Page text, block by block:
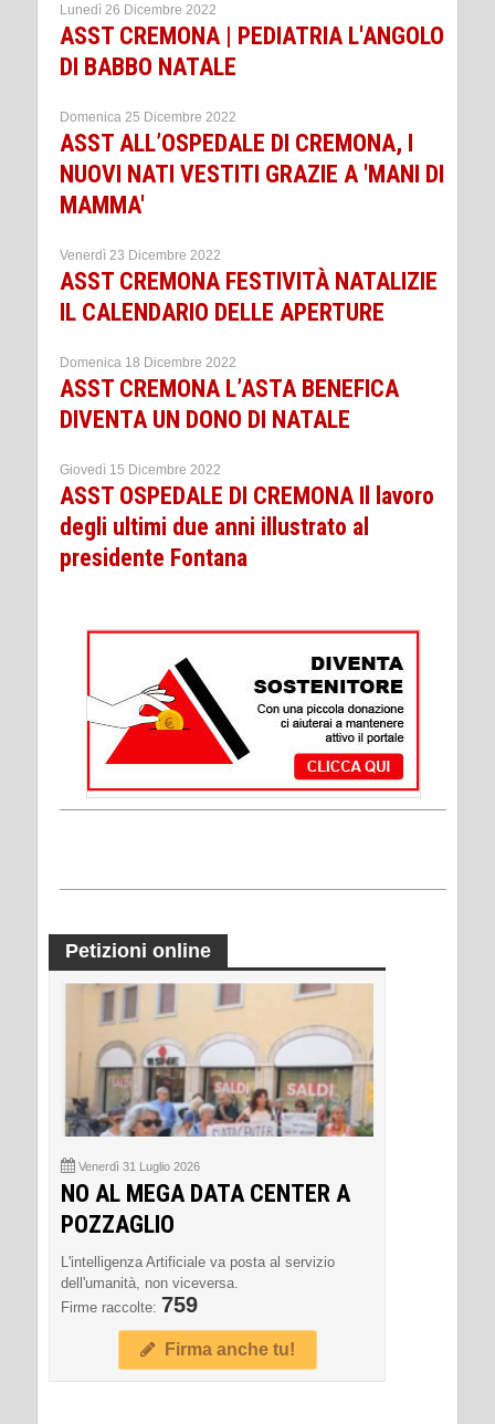
Lunedì 26 Dicembre 2022
ASST CREMONA | PEDIATRIA L'ANGOLO
DI BABBO NATALE
Domenica 25 Dicembre 2022
ASST ALL’OSPEDALE DI CREMONA, I
NUOVI NATI VESTITI GRAZIE A 'MANI DI
MAMMA'
Venerdì 23 Dicembre 2022
ASST CREMONA FESTIVITÀ NATALIZIE
IL CALENDARIO DELLE APERTURE
Domenica 18 Dicembre 2022
ASST CREMONA L’ASTA BENEFICA
DIVENTA UN DONO DI NATALE
Giovedì 15 Dicembre 2022
ASST OSPEDALE DI CREMONA Il lavoro
degli ultimi due anni illustrato al
presidente Fontana
Petizioni online
Venerdì 31 Luglio 2026
NO AL MEGA DATA CENTER A
POZZAGLIO
L'intelligenza Artificiale va posta al servizio
dell'umanità, non viceversa.
Firme raccolte: 759
Firma anche tu!